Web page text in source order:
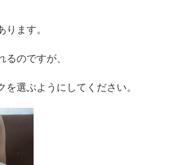
ます。
のですが、
選ぶようにしてください。